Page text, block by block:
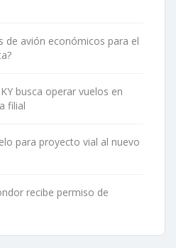
de avión económicos para el
busca operar vuelos en
filial
para proyecto vial al nuevo
recibe permiso de